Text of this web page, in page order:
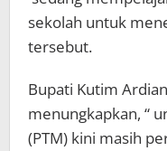
sekolah untuk
tersebut.
Bupati Kutim
menungkapkan, “
(PTM) kini masih